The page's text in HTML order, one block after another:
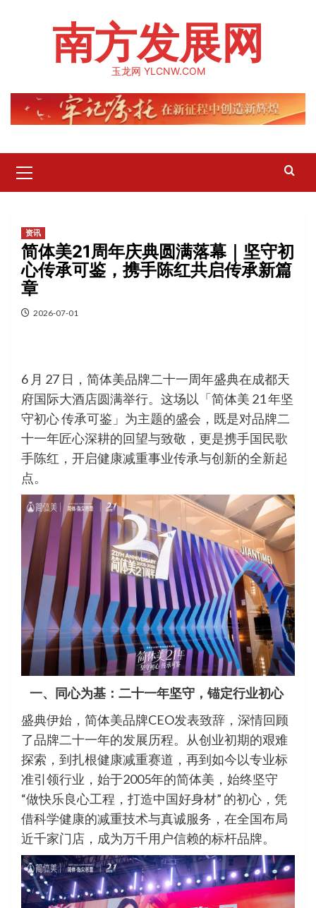
南方发展网
玉龙网 YLCNW.COM
Menu
资讯
简体美21周年庆典圆满落幕｜坚守初
心传承可鉴，携手陈红共启传承新篇
章
2026-07-01
6 月 27 日，简体美品牌二十一周年盛典在成都天
府国际大酒店圆满举行。这场以「简体美 21 年坚
守初心 传承可鉴」为主题的盛会，既是对品牌二
十一年匠心深耕的回望与致敬，更是携手国民歌
手陈红，开启健康减重事业传承与创新的全新起
点。
一、同心为基：二十一年坚守，锚定行业初心
盛典伊始，简体美品牌CEO发表致辞，深情回顾
了品牌二十一年的发展历程。从创业初期的艰难
探索，到扎根健康减重赛道，再到如今以专业标
准引领行业，始于2005年的简体美，始终坚守
“做快乐良心工程，打造中国好身材” 的初心，凭
借科学健康的减重技术与真诚服务，在全国布局
近千家门店，成为万千用户信赖的标杆品牌。